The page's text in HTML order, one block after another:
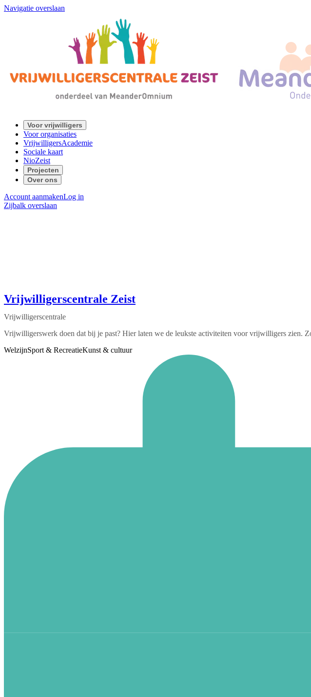
Navigatie overslaan
Voor vrijwilligers
Voor organisaties
VrijwilligersAcademie
Sociale kaart
NioZeist
Projecten
Over ons
Account aanmakenLog in
Zijbalk overslaan
Vrijwilligerscentrale Zeist
Vrijwilligerscentrale
Vrijwilligerswerk doen dat bij je past? Hier laten we de leukste activiteiten voor vrijwilligers zien.
WelzijnSport & RecreatieKunst & cultuur